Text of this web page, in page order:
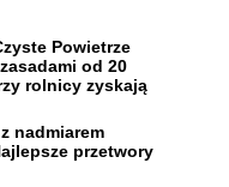
Powietrze
od 20
rolnicy zyskają
nadmiarem
przetwory